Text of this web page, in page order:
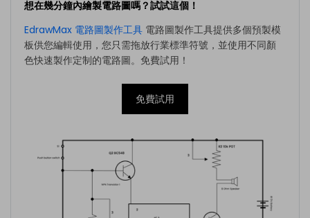
想在幾分鐘內繪製電路圖嗎？試試這個！
EdrawMax 電路圖製作工具 電路圖製作工具提供多個預製模
板供您編輯使用，您只需拖放行業標準符號，並使用不同顏
色快速製作定制的電路圖。免費試用！
免費試用